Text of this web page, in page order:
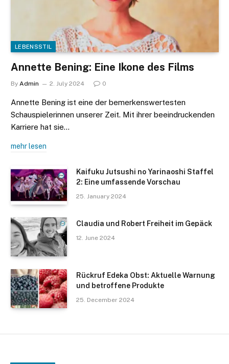
LEBENSSTIL
Annette Bening: Eine Ikone des Films
By Admin 2. July 2024 0
Annette Bening ist eine der bemerkenswertesten
Schauspielerinnen unserer Zeit. Mit ihrer beeindruckenden
Karriere hat sie…
mehr lesen
Kaifuku Jutsushi no Yarinaoshi Staffel
2: Eine umfassende Vorschau
25. January 2024
Claudia und Robert Freiheit im Gepäck
12. June 2024
Rückruf Edeka Obst: Aktuelle Warnung
und betroffene Produkte
25. December 2024